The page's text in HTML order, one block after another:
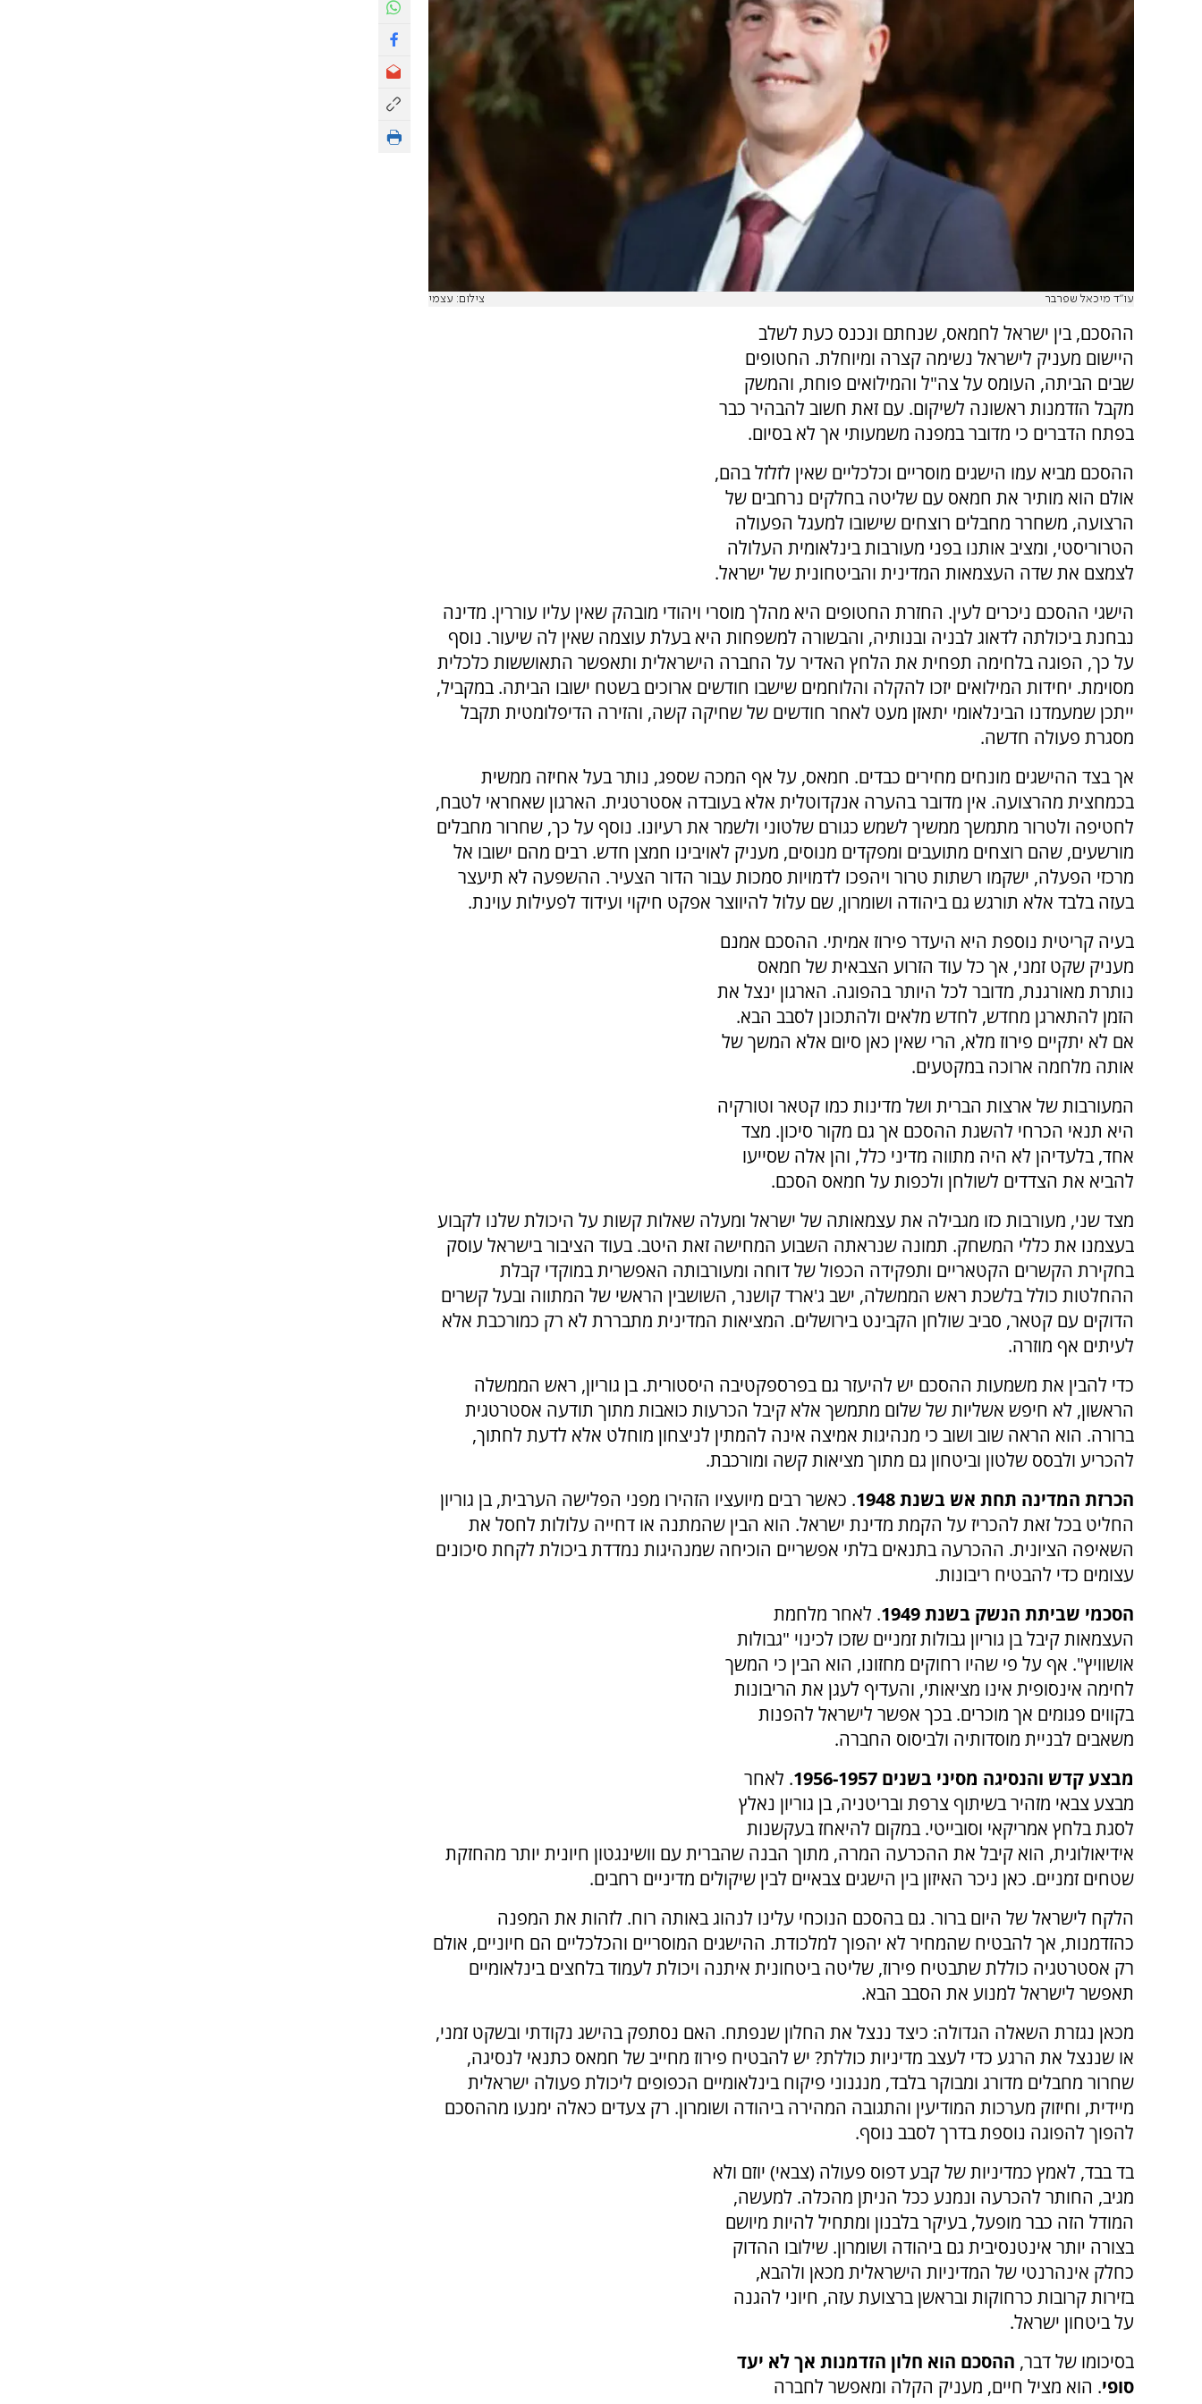
עו"ד מיכאל שפרבר צילום: עצמי
ההסכם, בין ישראל לחמאס, שנחתם ונכנס כעת לשלב
היישום מעניק לישראל נשימה קצרה ומיוחלת. החטופים
שבים הביתה, העומס על צה"ל והמילואים פוחת, והמשק
מקבל הזדמנות ראשונה לשיקום. עם זאת חשוב להבהיר כבר
בפתח הדברים כי מדובר במפנה משמעותי אך לא בסיום.
ההסכם מביא עמו הישגים מוסריים וכלכליים שאין לזלזל בהם,
אולם הוא מותיר את חמאס עם שליטה בחלקים נרחבים של
הרצועה, משחרר מחבלים רוצחים שישובו למעגל הפעולה
הטרוריסטי, ומציב אותנו בפני מעורבות בינלאומית העלולה
לצמצם את שדה העצמאות המדינית והביטחונית של ישראל.
הישגי ההסכם ניכרים לעין. החזרת החטופים היא מהלך מוסרי ויהודי מובהק שאין עליו עוררין. מדינה
נבחנת ביכולתה לדאוג לבניה ובנותיה, והבשורה למשפחות היא בעלת עוצמה שאין לה שיעור. נוסף
על כך, הפוגה בלחימה תפחית את הלחץ האדיר על החברה הישראלית ותאפשר התאוששות כלכלית
מסוימת. יחידות המילואים יזכו להקלה והלוחמים שישבו חודשים ארוכים בשטח ישובו הביתה. במקביל,
ייתכן שמעמדנו הבינלאומי יתאזן מעט לאחר חודשים של שחיקה קשה, והזירה הדיפלומטית תקבל
מסגרת פעולה חדשה.
אך בצד ההישגים מונחים מחירים כבדים. חמאס, על אף המכה שספג, נותר בעל אחיזה ממשית
בכמחצית מהרצועה. אין מדובר בהערה אנקדוטלית אלא בעובדה אסטרטגית. הארגון שאחראי לטבח,
לחטיפה ולטרור מתמשך ממשיך לשמש כגורם שלטוני ולשמר את רעיונו. נוסף על כך, שחרור מחבלים
מורשעים, שהם רוצחים מתועבים ומפקדים מנוסים, מעניק לאויבינו חמצן חדש. רבים מהם ישובו אל
מרכזי הפעלה, ישקמו רשתות טרור ויהפכו לדמויות סמכות עבור הדור הצעיר. ההשפעה לא תיעצר
בעזה בלבד אלא תורגש גם ביהודה ושומרון, שם עלול להיווצר אפקט חיקוי ועידוד לפעילות עוינת.
בעיה קריטית נוספת היא היעדר פירוז אמיתי. ההסכם אמנם
מעניק שקט זמני, אך כל עוד הזרוע הצבאית של חמאס
נותרת מאורגנת, מדובר לכל היותר בהפוגה. הארגון ינצל את
הזמן להתארגן מחדש, לחדש מלאים ולהתכונן לסבב הבא.
אם לא יתקיים פירוז מלא, הרי שאין כאן סיום אלא המשך של
אותה מלחמה ארוכה במקטעים.
המעורבות של ארצות הברית ושל מדינות כמו קטאר וטורקיה
היא תנאי הכרחי להשגת ההסכם אך גם מקור סיכון. מצד
אחד, בלעדיהן לא היה מתווה מדיני כלל, והן אלה שסייעו
להביא את הצדדים לשולחן ולכפות על חמאס הסכם.
מצד שני, מעורבות כזו מגבילה את עצמאותה של ישראל ומעלה שאלות קשות על היכולת שלנו לקבוע
בעצמנו את כללי המשחק. תמונה שנראתה השבוע המחישה זאת היטב. בעוד הציבור בישראל עוסק
בחקירת הקשרים הקטאריים ותפקידה הכפול של דוחה ומעורבותה האפשרית במוקדי קבלת
ההחלטות כולל בלשכת ראש הממשלה, ישב ג'ארד קושנר, השושבין הראשי של המתווה ובעל קשרים
הדוקים עם קטאר, סביב שולחן הקבינט בירושלים. המציאות המדינית מתבררת לא רק כמורכבת אלא
לעיתים אף מוזרה.
כדי להבין את משמעות ההסכם יש להיעזר גם בפרספקטיבה היסטורית. בן גוריון, ראש הממשלה
הראשון, לא חיפש אשליות של שלום מתמשך אלא קיבל הכרעות כואבות מתוך תודעה אסטרטגית
ברורה. הוא הראה שוב ושוב כי מנהיגות אמיצה אינה להמתין לניצחון מוחלט אלא לדעת לחתוך,
להכריע ולבסס שלטון וביטחון גם מתוך מציאות קשה ומורכבת.
הכרזת המדינה תחת אש בשנת 1948
. כאשר רבים מיועציו הזהירו מפני הפלישה הערבית, בן גוריון
החליט בכל זאת להכריז על הקמת מדינת ישראל. הוא הבין שהמתנה או דחייה עלולות לחסל את
השאיפה הציונית. ההכרעה בתנאים בלתי אפשריים הוכיחה שמנהיגות נמדדת ביכולת לקחת סיכונים
עצומים כדי להבטיח ריבונות.
הסכמי שביתת הנשק בשנת 1949
. לאחר מלחמת
העצמאות קיבל בן גוריון גבולות זמניים שזכו לכינוי "גבולות
אושוויץ". אף על פי שהיו רחוקים מחזונו, הוא הבין כי המשך
לחימה אינסופית אינו מציאותי, והעדיף לעגן את הריבונות
בקווים פגומים אך מוכרים. בכך אפשר לישראל להפנות
משאבים לבניית מוסדותיה ולביסוס החברה.
מבצע קדש והנסיגה מסיני בשנים 1956-1957
. לאחר
מבצע צבאי מזהיר בשיתוף צרפת ובריטניה, בן גוריון נאלץ
לסגת בלחץ אמריקאי וסובייטי. במקום להיאחז בעקשנות
אידיאולוגית, הוא קיבל את ההכרעה המרה, מתוך הבנה שהברית עם וושינגטון חיונית יותר מהחזקת
שטחים זמניים. כאן ניכר האיזון בין הישגים צבאיים לבין שיקולים מדיניים רחבים.
הלקח לישראל של היום ברור. גם בהסכם הנוכחי עלינו לנהוג באותה רוח. לזהות את המפנה
כהזדמנות, אך להבטיח שהמחיר לא יהפוך למלכודת. ההישגים המוסריים והכלכליים הם חיוניים, אולם
רק אסטרטגיה כוללת שתבטיח פירוז, שליטה ביטחונית איתנה ויכולת לעמוד בלחצים בינלאומיים
תאפשר לישראל למנוע את הסבב הבא.
מכאן נגזרת השאלה הגדולה: כיצד ננצל את החלון שנפתח. האם נסתפק בהישג נקודתי ובשקט זמני,
או שננצל את הרגע כדי לעצב מדיניות כוללת? יש להבטיח פירוז מחייב של חמאס כתנאי לנסיגה,
שחרור מחבלים מדורג ומבוקר בלבד, מנגנוני פיקוח בינלאומיים הכפופים ליכולת פעולה ישראלית
מיידית, וחיזוק מערכות המודיעין והתגובה המהירה ביהודה ושומרון. רק צעדים כאלה ימנעו מההסכם
להפוך להפוגה נוספת בדרך לסבב נוסף.
בד בבד, לאמץ כמדיניות של קבע דפוס פעולה (צבאי) יוזם ולא
מגיב, החותר להכרעה ונמנע ככל הניתן מהכלה. למעשה,
המודל הזה כבר מופעל, בעיקר בלבנון ומתחיל להיות מיושם
בצורה יותר אינטנסיבית גם ביהודה ושומרון. שילובו ההדוק
כחלק אינהרנטי של המדיניות הישראלית מכאן ולהבא,
בזירות קרובות כרחוקות ובראשן ברצועת עזה, חיוני להגנה
על ביטחון ישראל.
בסיכומו של דבר, ההסכם הוא חלון הזדמנות אך לא יעד
סופי. הוא מציל חיים, מעניק הקלה ומאפשר לחברה